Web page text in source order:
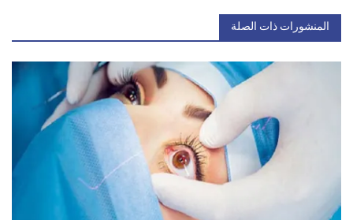
المنشورات ذات الصلة